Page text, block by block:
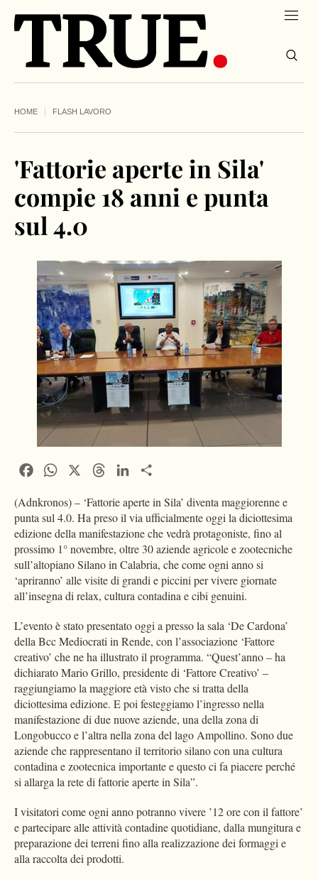
HOME FLASH LAVORO
'Fattorie aperte in Sila'
compie 18 anni e punta
sul 4.0
FacebookWhatsApp ThreadsLinkedIn
(Adnkronos) – ‘Fattorie aperte in Sila’ diventa maggiorenne e
punta sul 4.0. Ha preso il via ufficialmente oggi la diciottesima
edizione della manifestazione che vedrà protagoniste, fino al
prossimo 1° novembre, oltre 30 aziende agricole e zootecniche
sull’altopiano Silano in Calabria, che come ogni anno si
‘apriranno’ alle visite di grandi e piccini per vivere giornate
all’insegna di relax, cultura contadina e cibi genuini.
L’evento è stato presentato oggi a presso la sala ‘De Cardona’
della Bcc Mediocrati in Rende, con l’associazione ‘Fattore
creativo’ che ne ha illustrato il programma. “Quest’anno – ha
dichiarato Mario Grillo, presidente di ‘Fattore Creativo’ –
raggiungiamo la maggiore età visto che si tratta della
diciottesima edizione. E poi festeggiamo l’ingresso nella
manifestazione di due nuove aziende, una della zona di
Longobucco e l’altra nella zona del lago Ampollino. Sono due
aziende che rappresentano il territorio silano con una cultura
contadina e zootecnica importante e questo ci fa piacere perché
si allarga la rete di fattorie aperte in Sila”.
I visitatori come ogni anno potranno vivere ’12 ore con il fattore’
e partecipare alle attività contadine quotidiane, dalla mungitura e
preparazione dei terreni fino alla realizzazione dei formaggi e
alla raccolta dei prodotti.